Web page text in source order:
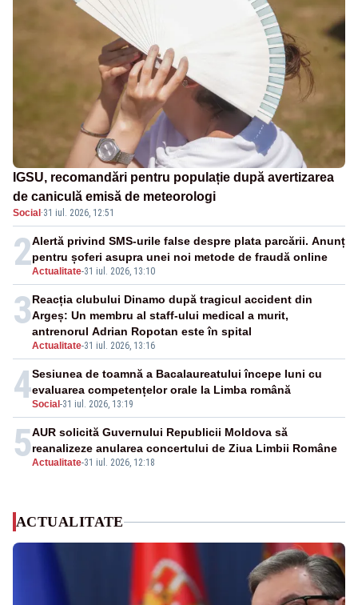
IGSU, recomandări pentru populație după avertizarea
de caniculă emisă de meteorologi
Social ·31 iul. 2026, 12:51
2Actualitate-31 iul. 2026, 13:10
Alertă privind SMS-urile false despre plata parcării. Anunț
pentru șoferi asupra unei noi metode de fraudă online
3
Actualitate-31 iul. 2026, 13:16
Reacția clubului Dinamo după tragicul accident din
Argeș: Un membru al staff-ului medical a murit,
antrenorul Adrian Ropotan este în spital
4Social -31 iul. 2026, 13:19
Sesiunea de toamnă a Bacalaureatului începe luni cu
evaluarea competențelor orale la Limba română
5Actualitate-31 iul. 2026, 12:18
AUR solicită Guvernului Republicii Moldova să
reanalizeze anularea concertului de Ziua Limbii Române
ACTUALITATE